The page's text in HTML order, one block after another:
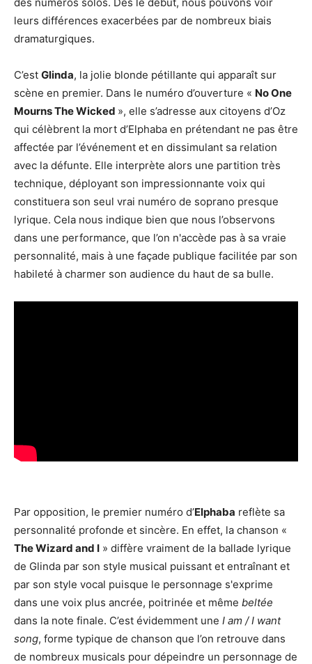
leurs différences exacerbées par de nombreux biais
dramaturgiques.
C’est Glinda, la jolie blonde pétillante qui apparaît sur
scène en premier. Dans le numéro d’ouverture « No One
Mourns The Wicked », elle s’adresse aux citoyens d’Oz
qui célèbrent la mort d’Elphaba en prétendant ne pas être
affectée par l’événement et en dissimulant sa relation
avec la défunte. Elle interprète alors une partition très
technique, déployant son impressionnante voix qui
constituera son seul vrai numéro de soprano presque
lyrique. Cela nous indique bien que nous l’observons
dans une performance, que l’on n'accède pas à sa vraie
personnalité, mais à une façade publique facilitée par son
habileté à charmer son audience du haut de sa bulle.
Par opposition, le premier numéro d’Elphaba reflète sa
personnalité profonde et sincère. En effet, la chanson «
The Wizard and I » diffère vraiment de la ballade lyrique
de Glinda par son style musical puissant et entraînant et
par son style vocal puisque le personnage s'exprime
dans une voix plus ancrée, poitrinée et même beltée
dans la note finale. C’est évidemment une I am / I want
song, forme typique de chanson que l’on retrouve dans
de nombreux musicals pour dépeindre un personnage de